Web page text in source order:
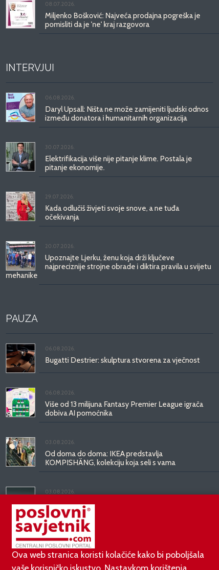
08.07.2026.
Miljenko Bošković: Najveća prodajna pogreška je
pomisliti da je 'ne' kraj razgovora
INTERVJUI
06.08.2026.
Daryl Upsall: Ništa ne može zamijeniti ljudski odnos
između donatora i humanitarnih organizacija
30.07.2026.
Elektrifikacija više nije pitanje klime. Postala je
pitanje ekonomije.
29.07.2026.
Kada odlučiš živjeti svoje snove, a ne tuđa
očekivanja
20.07.2026.
Upoznajte Ljerku, ženu koja drži ključeve
najpreciznije strojne obrade i diktira pravila u svijetu
mehanike
PAUZA
06.08.2026.
Bugatti Destrier: skulptura stvorena za vječnost
06.08.2026.
Više od 13 milijuna Fantasy Premier League igrača
dobiva AI pomoćnika
03.08.2026.
Od doma do doma: IKEA predstavlja
KOMPISHÄNG, kolekciju koja seli s vama
03.08.2026.
Kineski BYD predstavio luksuznu limuzinu veću od
Mercedesove S-klase, obećava domet do 1.000
kilometara
Ova web stranica koristi kolačiće kako bi poboljšala